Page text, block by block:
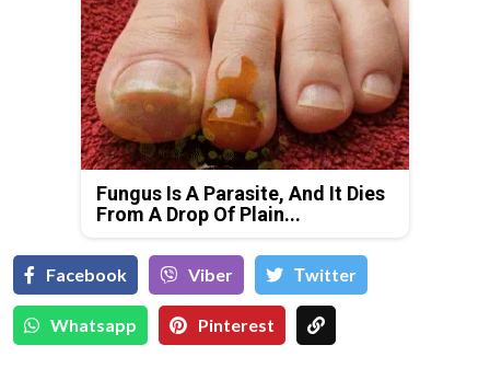
Fungus Is A Parasite, And It Dies
From A Drop Of Plain...
Facebook Viber Тwitter
Whatsapp Pinterest